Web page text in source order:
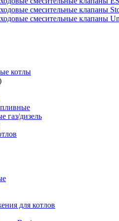
смесительные клапаны
смесительные клапаны
котлы
газ/дизель
для котлов